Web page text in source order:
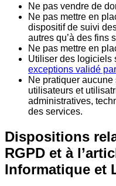
Ne pas vendre de
Ne pas mettre en
dispositif de suivi
autres qu’à des fins
Ne pas mettre en
Utiliser des logiciels
exceptions validé
Ne pratiquer
utilisateurs et
administratives,
des services.
Dispositions
RGPD et à
Informatique et